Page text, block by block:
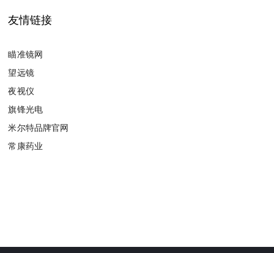
友情链接
瞄准镜网
望远镜
夜视仪
旗锋光电
米尔特品牌官网
常康药业